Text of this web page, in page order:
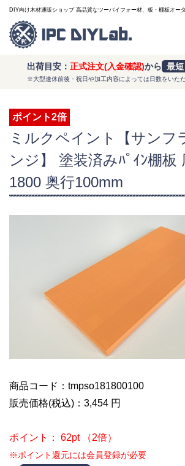
DIY向け木材通販ショップ 高品質なツーバイフォー材、板・棚板オー
出荷目安： 正式注文(入金確認)から 最短
※大型連休前後・祝日や加工内容によっては日数をいた
ポイント2倍
ミルクペイント【サンフ
ンジ】 塗装済みﾊﾟｲﾝ棚板
1800 奥行100mm
商品コード：tmpso181800100
販売価格(税込)：3,454 円
ポイント： 62pt （2倍）
※ポイント還元には会員登録が必要